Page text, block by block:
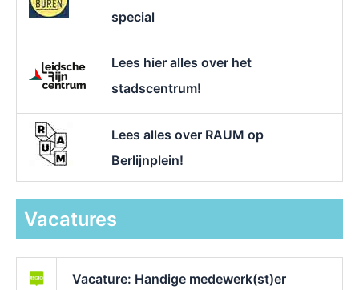
special
Lees hier alles over het
stadscentrum!
Lees alles over RAUM op
Berlijnplein!
Vacatures
Vacature: Handige medewerk(st)er